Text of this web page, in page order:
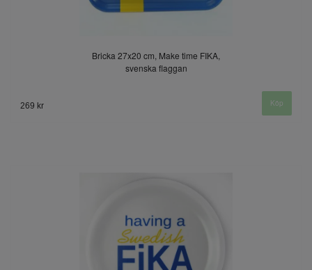
Bricka 27x20 cm, Make time FIKA,
svenska flaggan
269 kr